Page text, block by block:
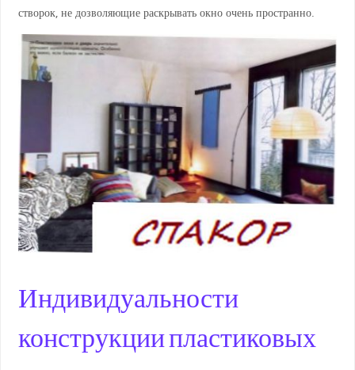
створок, не дозволяющие раскрывать окно очень пространно.
Индивидуальности
конструкции пластиковых